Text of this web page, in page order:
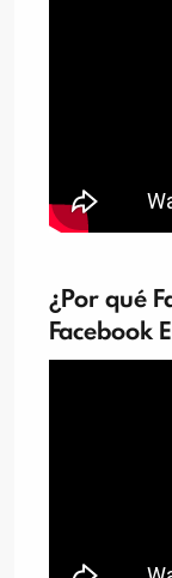
¿Por qué
Facebook